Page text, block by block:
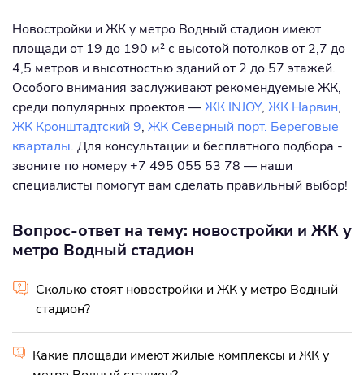
Новостройки и ЖК у метро Водный стадион имеют
площади от 19 до 190 м² с высотой потолков от 2,7 до
4,5 метров и высотностью зданий от 2 до 57 этажей.
Особого внимания заслуживают рекомендуемые ЖК,
среди популярных проектов —ЖК INJOY, ЖК Нарвин,
ЖК Кронштадтский 9, ЖК Северный порт. Береговые
кварталы. Для консультации и бесплатного подбора -
звоните по номеру +7 495 055 53 78 — наши
специалисты помогут вам сделать правильный выбор!
Вопрос-ответ на тему: новостройки и ЖК у
метро Водный стадион
Сколько стоят новостройки и ЖК у метро Водный
стадион?
Какие площади имеют жилые комплексы и ЖК у